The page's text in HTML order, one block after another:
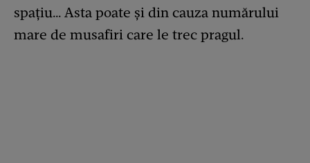
spațiu… Asta poate și din cauza numărului
mare de musafiri care le trec pragul.